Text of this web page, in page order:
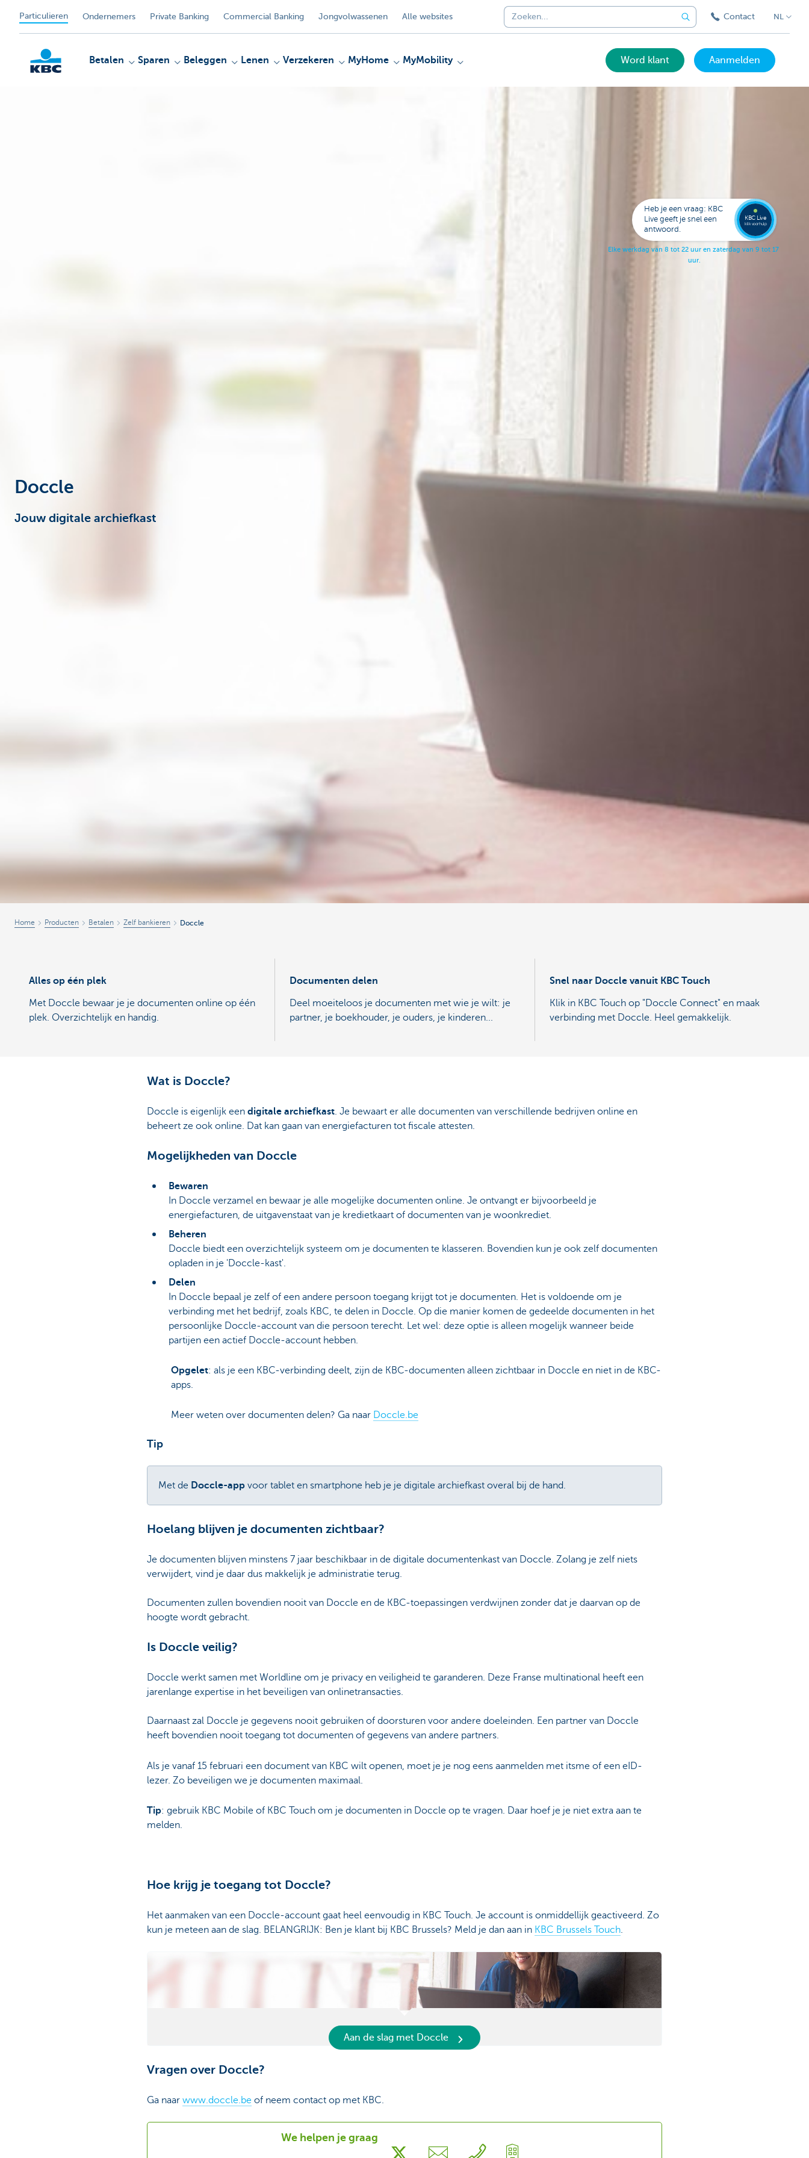
Particulieren Ondernemers Private Banking Commercial Banking Jongvolwassenen Alle websites Contact NL
Betalen Sparen Beleggen Lenen Verzekeren MyHome MyMobility Word klant Aanmelden
Doccle
Jouw digitale archiefkast
Home Producten Betalen Zelf bankieren Doccle
Alles op één plek
Met Doccle bewaar je je documenten online op één
plek. Overzichtelijk en handig.
Documenten delen
Deel moeiteloos je documenten met wie je wilt: je
partner, je boekhouder, je ouders, je kinderen...
Snel naar Doccle vanuit KBC Touch
Klik in KBC Touch op "Doccle Connect" en maak
verbinding met Doccle. Heel gemakkelijk.
Wat is Doccle?
Doccle is eigenlijk een digitale archiefkast . Je bewaart er alle documenten van verschillende bedrijven online en
beheert ze ook online. Dat kan gaan van energiefacturen tot fiscale attesten.
Mogelijkheden van Doccle
Bewaren
In Doccle verzamel en bewaar je alle mogelijke documenten online. Je ontvangt er bijvoorbeeld je
energiefacturen, de uitgavenstaat van je kredietkaart of documenten van je woonkrediet.
Beheren
Doccle biedt een overzichtelijk systeem om je documenten te klasseren. Bovendien kun je ook zelf documenten
opladen in je 'Doccle-kast'.
Delen
In Doccle bepaal je zelf of een andere persoon toegang krijgt tot je documenten. Het is voldoende om je
verbinding met het bedrijf, zoals KBC, te delen in Doccle. Op die manier komen de gedeelde documenten in het
persoonlijke Doccle-account van die persoon terecht. Let wel: deze optie is alleen mogelijk wanneer beide
partijen een actief Doccle-account hebben.
Opgelet: als je een KBC-verbinding deelt, zijn de KBC-documenten alleen zichtbaar in Doccle en niet in de KBC-
apps.
Meer weten over documenten delen? Ga naar Doccle.be
Tip
Met de Doccle-app voor tablet en smartphone heb je je digitale archiefkast overal bij de hand.
Hoelang blijven je documenten zichtbaar?
Je documenten blijven minstens 7 jaar beschikbaar in de digitale documentenkast van Doccle. Zolang je zelf niets
verwijdert, vind je daar dus makkelijk je administratie terug.
Documenten zullen bovendien nooit van Doccle en de KBC-toepassingen verdwijnen zonder dat je daarvan op de
hoogte wordt gebracht.
Is Doccle veilig?
Doccle werkt samen met Worldline om je privacy en veiligheid te garanderen. Deze Franse multinational heeft een
jarenlange expertise in het beveiligen van onlinetransacties.
Daarnaast zal Doccle je gegevens nooit gebruiken of doorsturen voor andere doeleinden. Een partner van Doccle
heeft bovendien nooit toegang tot documenten of gegevens van andere partners.
Als je vanaf 15 februari een document van KBC wilt openen, moet je je nog eens aanmelden met itsme of een eID-
lezer. Zo beveiligen we je documenten maximaal.
Tip: gebruik KBC Mobile of KBC Touch om je documenten in Doccle op te vragen. Daar hoef je je niet extra aan te
melden.
Hoe krijg je toegang tot Doccle?
Het aanmaken van een Doccle-account gaat heel eenvoudig in KBC Touch. Je account is onmiddellijk geactiveerd. Zo
kun je meteen aan de slag. BELANGRIJK: Ben je klant bij KBC Brussels? Meld je dan aan in KBC Brussels Touch.
Aan de slag met Doccle
Vragen over Doccle?
Ga naar www.doccle.be of neem contact op met KBC.
We helpen je graag
Heb je een vraag: KBC
Live geeft je snel een
antwoord.
Elke werkdag van 8 tot 22 uur en zaterdag van 9 tot 17
uur.
KBC Live
klik voor hulp